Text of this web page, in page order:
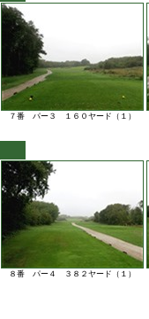
７番 パー３ １６０ヤード（１）
８番 パー４ ３８２ヤード（１）